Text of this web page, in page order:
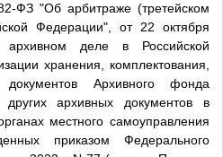
ФЗ "Об арбитраже (третейском
Федерации", от 22 октября
деле в Российской
хранения, комплектования,
Архивного фонда
архивных документов в
местного самоуправления
приказом Федерального